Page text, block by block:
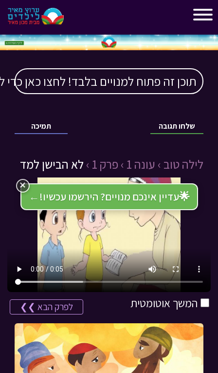
תוכן זה פתוח למנויים בלבד! לחצו כאן כדי
תמיכה שלחו תגובה
לילה טוב › עונה 1 › פרק 1 › לא הבישן למד
🌟עדיין אינכם מנויים? הירשמו עכשיו! ←
×
המשך אוטומטית לפרק הבא ❯❯